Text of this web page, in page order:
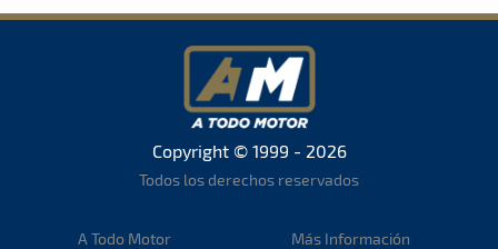
Copyright © 1999 - 2026
Todos los derechos reservados
A Todo Motor Más Información